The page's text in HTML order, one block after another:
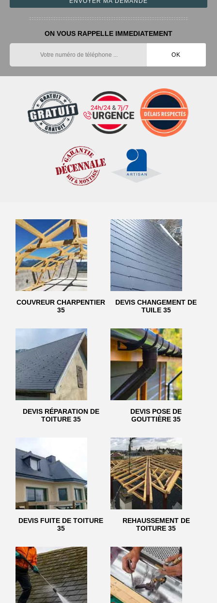
ON VOUS RAPPELLE IMMEDIATEMENT
COUVREUR CHARPENTIER
35
DEVIS CHANGEMENT DE
TUILE 35
DEVIS RÉPARATION DE
TOITURE 35
DEVIS POSE DE
GOUTTIÈRE 35
DEVIS FUITE DE TOITURE
35
REHAUSSEMENT DE
TOITURE 35